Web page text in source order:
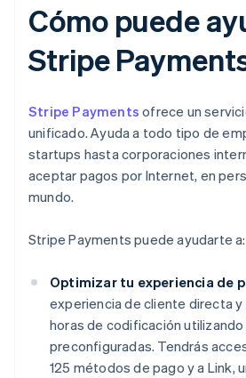
Cómo puede
Stripe
Stripe Payments ofrece un
unificado. Ayuda a todo tipo de
startups hasta corporaciones
aceptar pagos por Internet, en
mundo.
Stripe Payments puede ayudarte a:
Optimizar tu experiencia de
experiencia de cliente directa y
horas de codificación
preconfiguradas. Tendrás
125 métodos de pago y a Link,